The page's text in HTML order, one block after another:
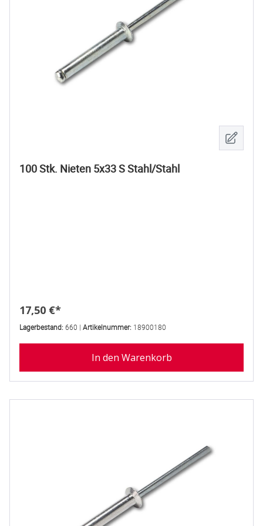
100 Stk. Nieten 5x33 S Stahl/Stahl
Regulärer Preis:
17,50 €*
Lagerbestand:660 | Artikelnummer: 18900180
In den Warenkorb